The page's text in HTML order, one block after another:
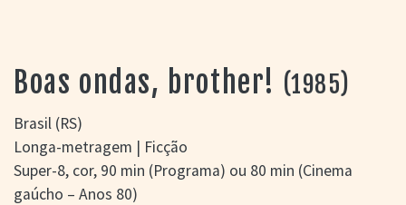
PORTAL DO
CINEMA GAÚCHO
> BUSCA AVANÇADA
> LISTA DE FILMES
> FILMOGRAFIAS DE
CINEASTAS
Boas ondas, brother! (1985)
Brasil (RS)
Longa-metragem | Ficção
Super-8, cor, 90 min (Programa) ou 80 min (Cinema
gaúcho – Anos 80)